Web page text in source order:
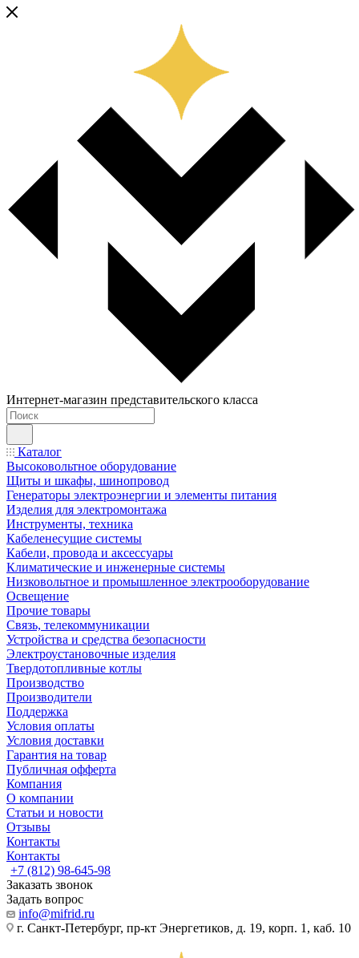
Интернет-магазин представительского класса
Каталог
Высоковольтное оборудование
Щиты и шкафы, шинопровод
Генераторы электроэнергии и элементы питания
Изделия для электромонтажа
Инструменты, техника
Кабеленесущие системы
Кабели, провода и аксессуары
Климатические и инженерные системы
Низковольтное и промышленное электрооборудование
Освещение
Прочие товары
Связь, телекоммуникации
Устройства и средства безопасности
Электроустановочные изделия
Твердотопливные котлы
Производство
Производители
Поддержка
Условия оплаты
Условия доставки
Гарантия на товар
Публичная офферта
Компания
О компании
Статьи и новости
Отзывы
Контакты
Контакты
+7 (812) 98-645-98
Заказать звонок
Задать вопрос
info@mifrid.ru
г. Санкт-Петербург, пр-кт Энергетиков, д. 19, корп. 1, каб. 10